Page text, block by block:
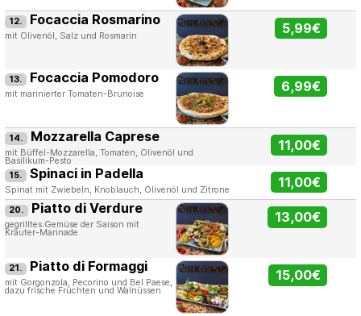
12. Focaccia Rosmarino
mit Olivenöl, Salz und Rosmarin 5,99€
13. Focaccia Pomodoro
mit marinierter Tomaten-Brunoise 6,99€
14. Mozzarella Caprese
mit Büffel-Mozzarella, Tomaten, Olivenöl und
Basilikum-Pesto
11,00€
15. Spinaci in Padella
Spinat mit Zwiebeln, Knoblauch, Olivenöl und Zitrone 11,00€
20. Piatto di Verdure
gegrilltes Gemüse der Saison mit
Kräuter-Marinade
13,00€
21. Piatto di Formaggi
mit Gorgonzola, Pecorino und Bel Paese,
dazu frische Früchten und Walnüssen
15,00€